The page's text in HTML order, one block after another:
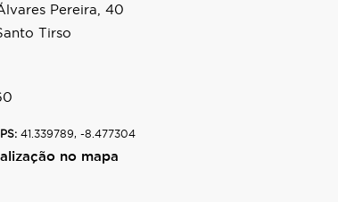
Pereira, 40
Tirso
41.339789, -8.477304
no mapa